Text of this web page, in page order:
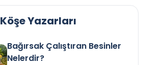
Köşe Yazarları
Bağırsak Çalıştıran Besinler
Nelerdir?